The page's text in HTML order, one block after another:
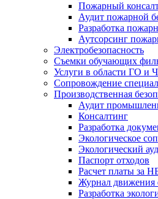
Пожарный
Аудит пожарной
Разработка
Аутсорсинг
Электробезопасность
Съемки обучающих
Услуги в области ГО и
Сопровождение
Производственная
Аудит
Консалтинг
Разработка
Экологическое
Экологический
Паспорт отходов
Расчет платы за
Журнал движения
Разработка